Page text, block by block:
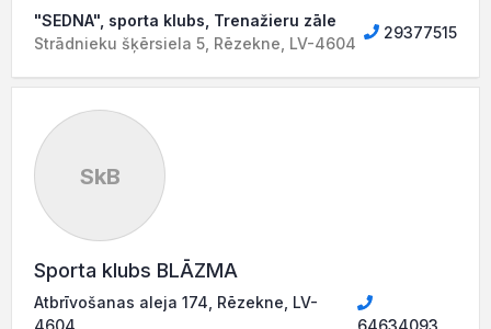
"SEDNA", sporta klubs, Trenažieru zāle
Strādnieku šķērsiela 5, Rēzekne, LV-4604
29377515
SkB
Sporta klubs BLĀZMA
Atbrīvošanas aleja 174, Rēzekne, LV-
4604
64634093